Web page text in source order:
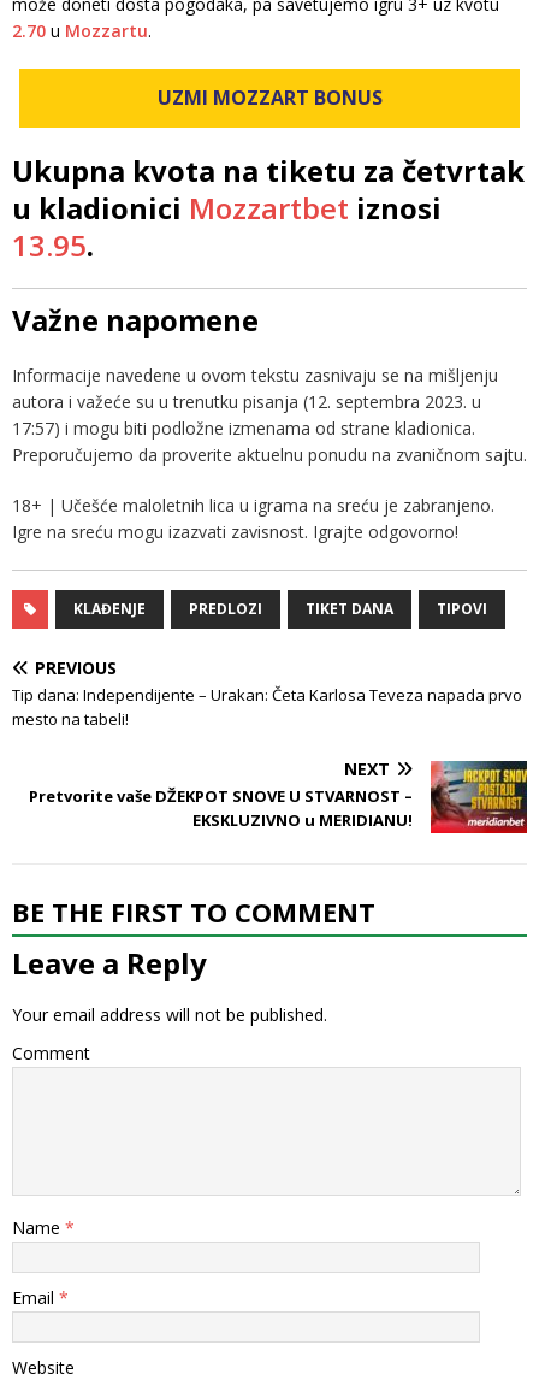
2.70 u Mozzartu.
UZMI MOZZART BONUS
Ukupna kvota na tiketu za četvrtak
u kladionici Mozzartbet iznosi
13.95.
Važne napomene
Informacije navedene u ovom tekstu zasnivaju se na mišljenju
autora i važeće su u trenutku pisanja (12. septembra 2023. u
17:57) i mogu biti podložne izmenama od strane kladionica.
Preporučujemo da proverite aktuelnu ponudu na zvaničnom sajtu.
18+ | Učešće maloletnih lica u igrama na sreću je zabranjeno.
Igre na sreću mogu izazvati zavisnost. Igrajte odgovorno!
KLAĐENJE PREDLOZI TIKET DANA TIPOVI
PREVIOUS
Tip dana: Independijente – Urakan: Četa Karlosa Teveza napada prvo
mesto na tabeli!
NEXT
Pretvorite vaše DŽEKPOT SNOVE U STVARNOST –
EKSKLUZIVNO u MERIDIANU!
BE THE FIRST TO COMMENT
Leave a Reply
Your email address will not be published.
Comment
Name *
Email *
Website